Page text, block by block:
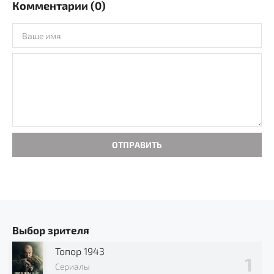
Комментарии (0)
ОТПРАВИТЬ
Выбор зрителя
Топор 1943
Сериалы